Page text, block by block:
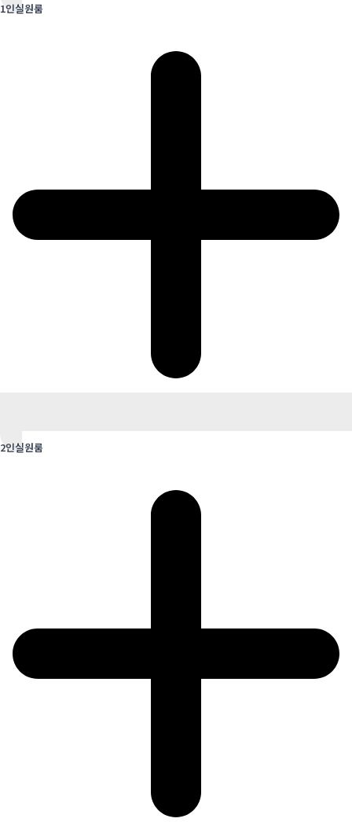
1인실원룸
2인실원룸